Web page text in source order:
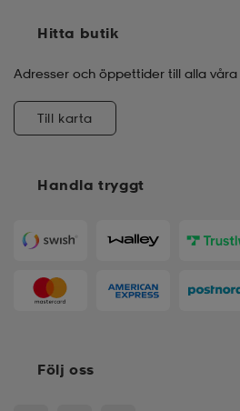
Handla tryggt
Hitta butik
Adresser och öppettider till alla våra
Till karta
Följ oss